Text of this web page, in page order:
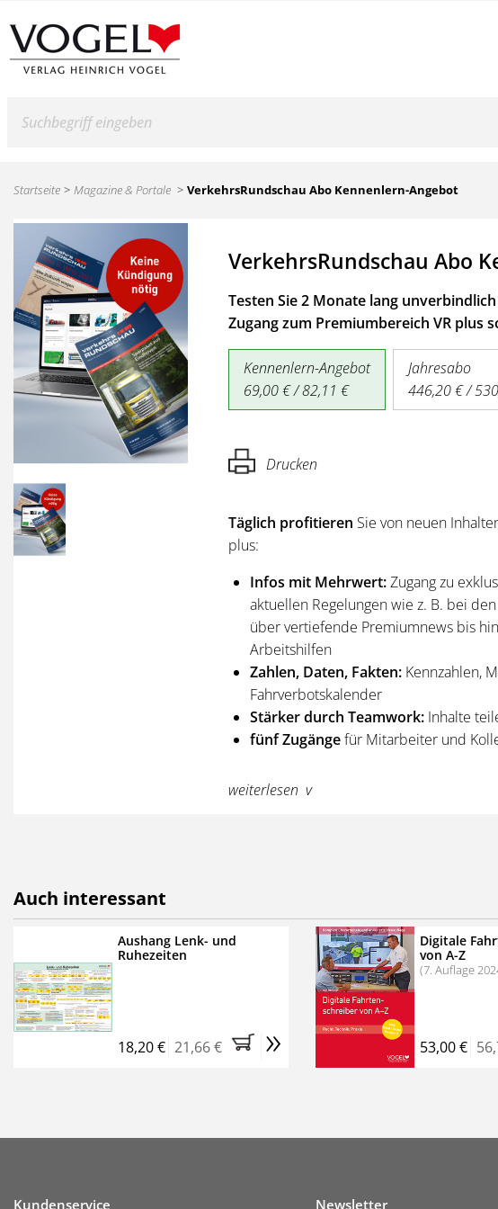
Startseite Magazine & Portale VerkehrsRundschau Abo Kennenlern-Angebot
VerkehrsRundschau Abo
Testen Sie 2 Monate lang
Zugang zum Premiumbereich VR plus
Kennenlern-Angebot
69,00 € / 82,11 €
Jahresabo
446,20 € /
Drucken
Täglich profitieren Sie von neuen
plus:
Infos mit Mehrwert:Zugang zu
aktuellen Regelungen wie z. B. bei
über vertiefende Premiumnews bis
Arbeitshilfen
Zahlen, Daten, Fakten: Kennzahlen,
Fahrverbotskalender
Stärker durch Teamwork: Inhalte
fünf Zugängefür Mitarbeiter und
Sie erhaltenalle Ausgaben
Kostenfreie Online-Seminare
Bestellen Sie jetzt das
Monate (inkl. der derzeitig gesetzlichen
brauchen Sie nichts weiter tun, das
entstehen keine weiteren
weiterlesen
Auch interessant
Aushang Lenk- und
Ruhezeiten
18,20 € 21,66 € »
Digitale
von A-Z
(7. Auflage
53,00 €
Kundenservice Newsletter